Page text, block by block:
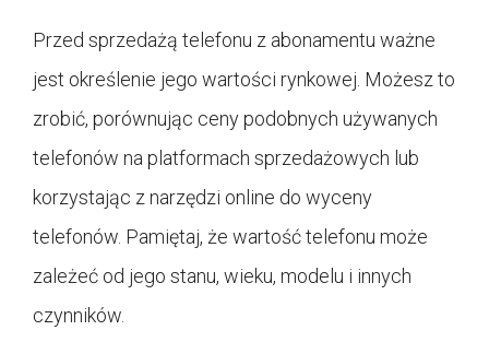
Przed sprzedażą telefonu z abonamentu ważne
jest określenie jego wartości rynkowej. Możesz to
zrobić, porównując ceny podobnych używanych
telefonów na platformach sprzedażowych lub
korzystając z narzędzi online do wyceny
telefonów. Pamiętaj, że wartość telefonu może
zależeć od jego stanu, wieku, modelu i innych
czynników.